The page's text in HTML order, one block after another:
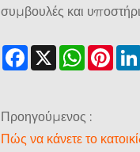
συμβουλές και
Facebook
X
Προηγούμενος :
Πώς να κάνετε το